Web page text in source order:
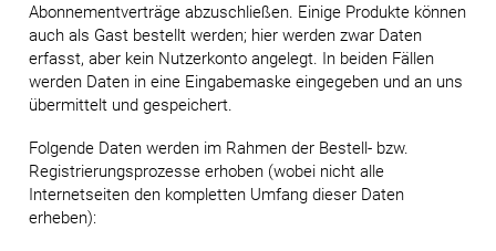
Abonnementverträge abzuschließen. Einige Produkte können
auch als Gast bestellt werden; hier werden zwar Daten
erfasst, aber kein Nutzerkonto angelegt. In beiden Fällen
werden Daten in eine Eingabemaske eingegeben und an uns
übermittelt und gespeichert.
Folgende Daten werden im Rahmen der Bestell- bzw.
Registrierungsprozesse erhoben (wobei nicht alle
Internetseiten den kompletten Umfang dieser Daten
erheben):